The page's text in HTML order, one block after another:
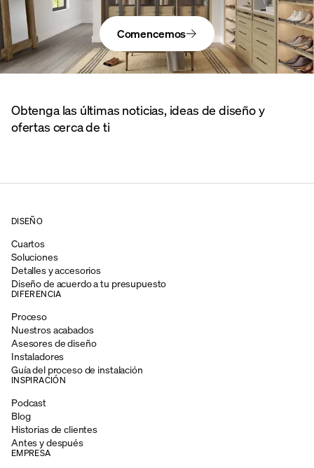
Comencemos
Obtenga las últimas noticias, ideas de diseño y
ofertas cerca de ti
DISEÑO
Cuartos
Soluciones
Detalles y accesorios
Diseño de acuerdo a tu presupuesto
DIFERENCIA
Proceso
Nuestros acabados
Asesores de diseño
Instaladores
Guía del proceso de instalación
INSPIRACIÓN
Podcast
Blog
Historias de clientes
Antes y después
EMPRESA